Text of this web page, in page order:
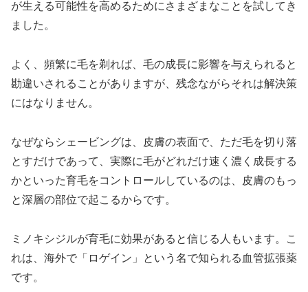
が生える可能性を高めるためにさまざまなことを試してき
ました。
よく、頻繁に毛を剃れば、毛の成長に影響を与えられると
勘違いされることがありますが、残念ながらそれは解決策
にはなりません。
なぜならシェービングは、皮膚の表面で、ただ毛を切り落
とすだけであって、実際に毛がどれだけ速く濃く成長する
かといった育毛をコントロールしているのは、皮膚のもっ
と深層の部位で起こるからです。
ミノキシジルが育毛に効果があると信じる人もいます。こ
れは、海外で「ロゲイン」という名で知られる血管拡張薬
です。